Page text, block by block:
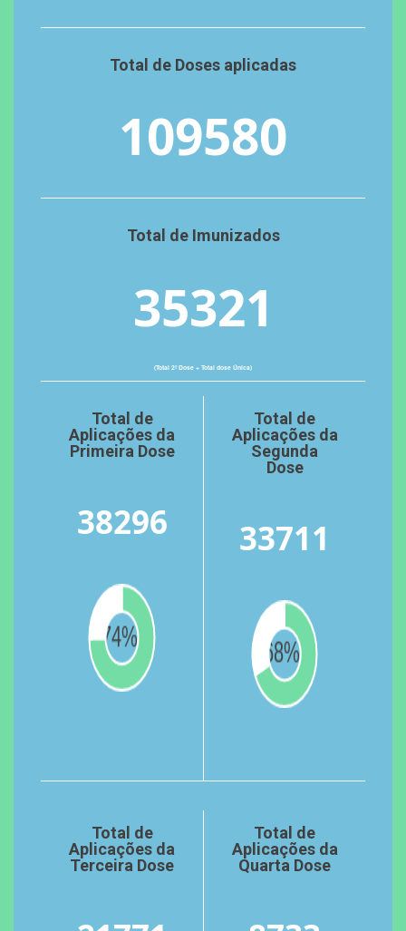
Total de Doses aplicadas
109580
Total de Imunizados
35321
(Total 2º Dose + Total dose Única)
Total de
Aplicações da
Primeira Dose
38296
Total de
Aplicações da
Segunda
Dose
33711
Total de
Aplicações da
Terceira Dose
Total de
Aplicações da
Quarta Dose